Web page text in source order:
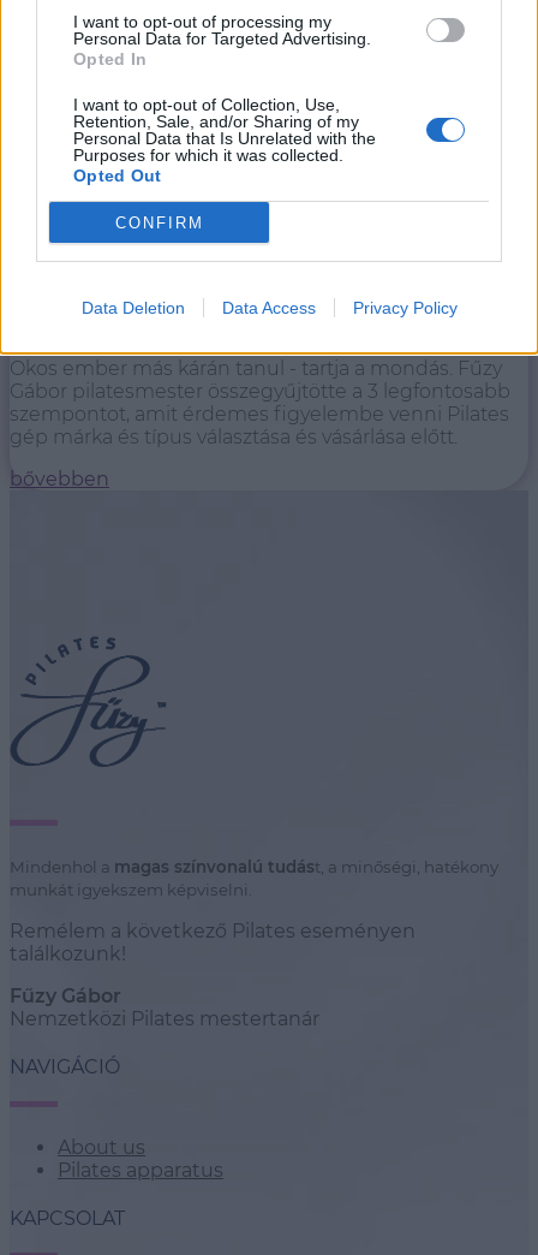
I want to opt-out of processing my
Personal Data for Targeted Advertising.
Opted In
I want to opt-out of Collection, Use,
Retention, Sale, and/or Sharing of my
Personal Data that Is Unrelated with the
Purposes for which it was collected.
Opted Out
CONFIRM
Data Deletion Data Access Privacy Policy
Okos ember más kárán tanul - tartja a mondás. Fűzy
Gábor pilatesmester összegyűjtötte a 3 legfontosabb
szempontot, amit érdemes figyelembe venni Pilates
gép márka és típus választása és vásárlása előtt.
bővebben
Mindenhol a magas színvonalú tudást, a minőségi, hatékony
munkát igyekszem képviselni.
Remélem a következő Pilates eseményen
találkozunk!
Fűzy Gábor
Nemzetközi Pilates mestertanár
NAVIGÁCIÓ
About us
Pilates apparatus
KAPCSOLAT